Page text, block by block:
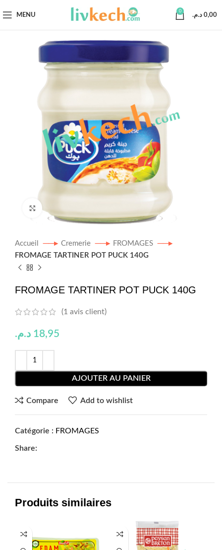
MENU
0
0,00 د.م.
Accueil Cremerie
FROMAGES
FROMAGE TARTINER POT PUCK 140G
FROMAGE TARTINER POT PUCK 140G
(1 avis client)
18,95 د.م.
AJOUTER AU PANIER
Compare Add to wishlist
Catégorie : FROMAGES
Share:
Produits similaires